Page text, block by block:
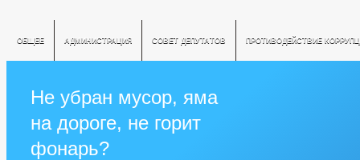
ОБЩЕЕ АДМИНИСТРАЦИЯ СОВЕТ ДЕПУТАТОВ ПРОТИВОДЕЙСТВИЕ
Не убран мусор, яма
на дороге, не горит
фонарь?